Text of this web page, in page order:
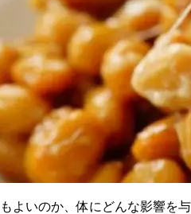
よいのか、体にどんな影響を与